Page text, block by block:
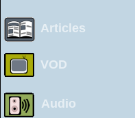
Articles
VOD
Audio